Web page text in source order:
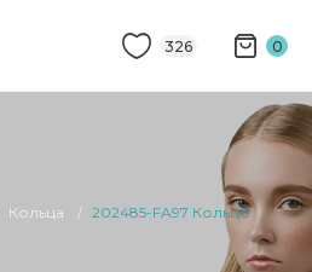
326 0
Кольца 202485-FA97 Кольцо